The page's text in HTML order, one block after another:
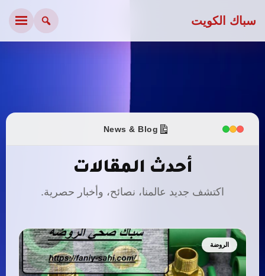
سباك الكويت
News & Blog
أحدث المقالات
اكتشف جديد عالمنا، نصائح، وأخبار حصرية.
الروضة